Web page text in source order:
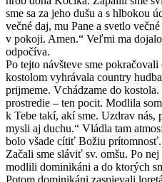
sme sa za jeho dušu a s hlbokou
večné daj, mu Pane a svetlo
v pokoji. Amen.“ Veľmi ma
odpočíva.
Po tejto návšteve sme
kostolom vyhrávala country
prijmeme. Vchádzame do
prostredie – ten pocit. Modlila
k Tebe takí, akí sme. Uzdrav nás,
mysli aj duchu.“ Vládla tam
bolo všade cítiť Božiu prítomnosť.
Začali sme sláviť sv. omšu. Po
modlili dominikáni a do ktorých